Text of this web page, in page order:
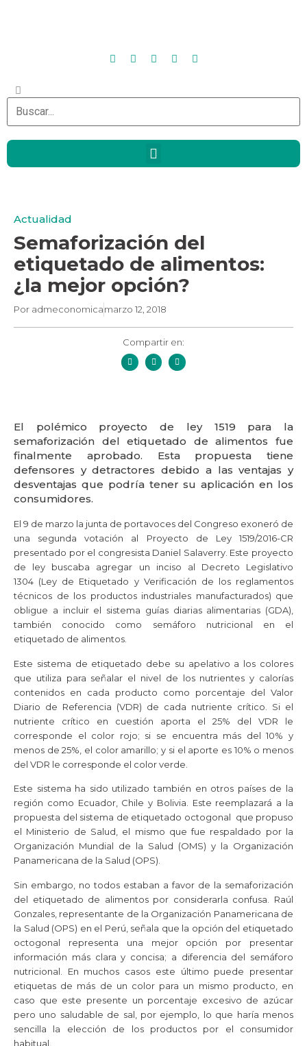
Actualidad
Semaforización del
etiquetado de alimentos:
¿la mejor opción?
Por admeconomicamarzo 12, 2018
Compartir en:
El polémico proyecto de ley 1519 para la
semaforización del etiquetado de alimentos fue
finalmente aprobado. Esta propuesta tiene
defensores y detractores debido a las ventajas y
desventajas que podría tener su aplicación en los
consumidores.
El 9 de marzo la junta de portavoces del Congreso exoneró de
una segunda votación al Proyecto de Ley 1519/2016-CR
presentado por el congresista Daniel Salaverry. Este proyecto
de ley buscaba agregar un inciso al Decreto Legislativo
1304 (Ley de Etiquetado y Verificación de los reglamentos
técnicos de los productos industriales manufacturados) que
obligue a incluir el sistema guías diarias alimentarias (GDA),
también conocido como semáforo nutricional en el
etiquetado de alimentos.
Este sistema de etiquetado debe su apelativo a los colores
que utiliza para señalar el nivel de los nutrientes y calorías
contenidos en cada producto como porcentaje del Valor
Diario de Referencia (VDR) de cada nutriente crítico. Si el
nutriente crítico en cuestión aporta el 25% del VDR le
corresponde el color rojo; si se encuentra más del 10% y
menos de 25%, el color amarillo; y si el aporte es 10% o menos
del VDR le corresponde el color verde.
Este sistema ha sido utilizado también en otros países de la
región como Ecuador, Chile y Bolivia. Este reemplazará a la
propuesta del sistema de etiquetado octogonal que propuso
el Ministerio de Salud, el mismo que fue respaldado por la
Organización Mundial de la Salud (OMS) y la Organización
Panamericana de la Salud (OPS).
Sin embargo, no todos estaban a favor de la semaforización
del etiquetado de alimentos por considerarla confusa. Raúl
Gonzales, representante de la Organización Panamericana de
la Salud (OPS) en el Perú, señala que la opción del etiquetado
octogonal representa una mejor opción por presentar
información más clara y concisa; a diferencia del semáforo
nutricional. En muchos casos este último puede presentar
etiquetas de más de un color para un mismo producto, en
caso que este presente un porcentaje excesivo de azúcar
pero uno saludable de sal, por ejemplo, lo que haría menos
sencilla la elección de los productos por el consumidor
habitual.